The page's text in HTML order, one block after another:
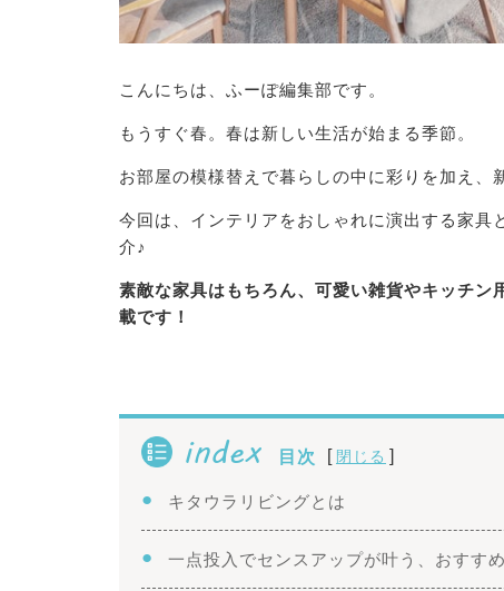
こんにちは、ふーぽ編集部です。
もうすぐ春。春は新しい生活が始まる季節。
お部屋の模様替えで暮らしの中に彩りを加え、
今回は、インテリアをおしゃれに演出する家具
介♪
素敵な家具はもちろん、可愛い雑貨やキッチ
載です！
index 目次 [ 閉じる ]
キタウラリビングとは
一点投入でセンスアップが叶う、おすす